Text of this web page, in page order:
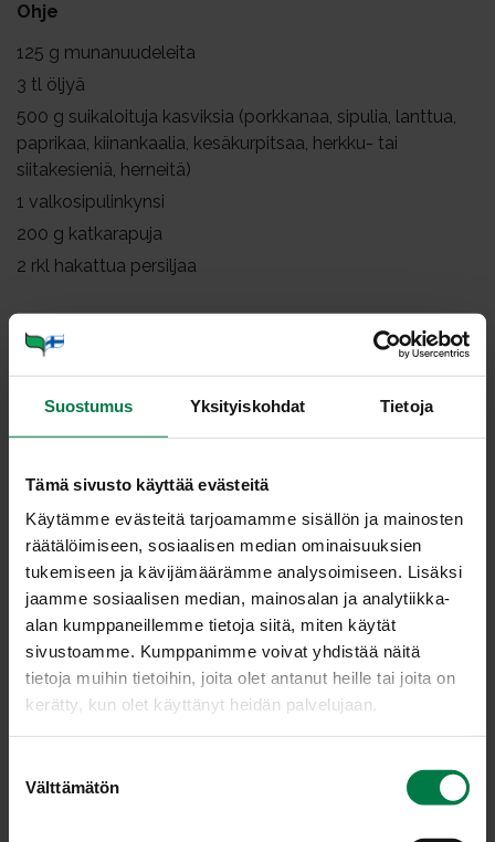
Suostumus Yksityiskohdat Tietoja
Tämä sivusto käyttää evästeitä
Käytämme evästeitä tarjoamamme sisällön ja mainosten
räätälöimiseen, sosiaalisen median ominaisuuksien
tukemiseen ja kävijämäärämme analysoimiseen. Lisäksi
jaamme sosiaalisen median, mainosalan ja analytiikka-
alan kumppaneillemme tietoja siitä, miten käytät
sivustoamme. Kumppanimme voivat yhdistää näitä
tietoja muihin tietoihin, joita olet antanut heille tai joita on
kerätty, kun olet käyttänyt heidän palvelujaan.
Välttämätön
Ohje
125 g munanuudeleita
3 tl öljyä
500 g suikaloituja kasviksia (porkkanaa, sipulia, lanttua,
paprikaa, kiinankaalia, kesäkurpitsaa, herkku- tai
siitakesieniä, herneitä)
1 valkosipulinkynsi
200 g katkarapuja
2 rkl hakattua persiljaa
Kuori ja suikaloi kasvikset. Viipaloi valkosipuli ohuiksi
viipaleiksi. Kuumenna 2 tl öljyä paistin- tai
vokkipannulla. Lisää kasvikset kypsymisjärjestyksessä,
kovimmat ja pisimpään kypsyvät ensin ja muut
vähitellen.
vesi kattilassa ja kypsennä nuudelit pakkauksen ohjeen
mukaisesti. Valuta kypsät nuudelit ja sekoita vokattujen
(jätä vähän raaoiksi) kasvisten joukkoon. Mausta
suolalla ja pippurilla.
Siirrä nuudelit ja kasvikset tarjoiluastiaan ja pidä
lämpimässä.
Lisää tyhjälle pannulle 1 tl öljyä ja kuumenna. Sekoita
joukkoon valkosipuliviipaleet, mutta varo ettei
valkosipuli pala. Lisää valkosipuliöljyyn katkaravut ja
kuumenna nopeasti.